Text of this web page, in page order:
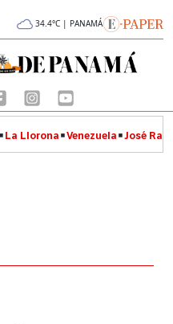
34.4°C | PANAMÁ
La Llorona Venezuela José